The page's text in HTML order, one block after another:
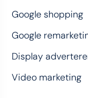
Google shopping
Google
Display
Video marketing